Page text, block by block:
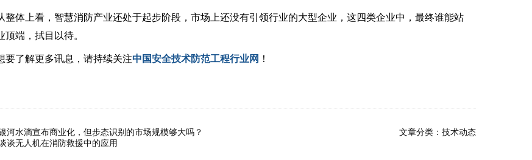
上看，智慧消防产业还处于起步阶段，市场上还没有引领行业的大型企业，这四类企业中，最终谁能站
顶端，拭目以待。
了解更多讯息，请持续关注中国安全技术防范工程行业网 ！
文章分类： 技术动态
河水滴宣布商业化，但步态识别的市场规模够大吗？
谈无人机在消防救援中的应用